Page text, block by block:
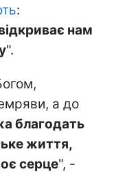
:
нам
".
а до
благодать
життя,
серце", -